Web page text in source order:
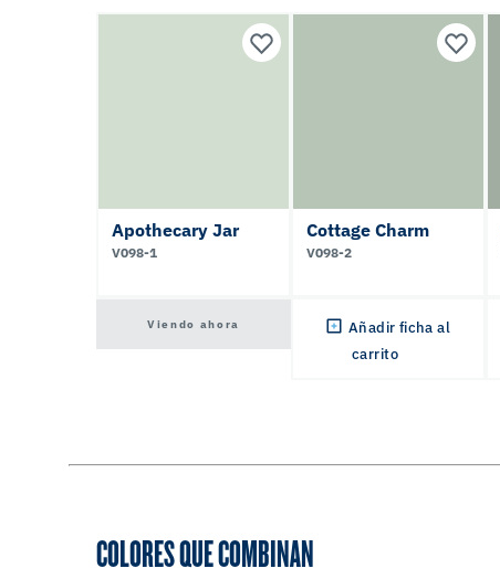
Apothecary Jar
V098-1
Viendo ahora
Cottage Charm
V098-2
Añadir ficha al
carrito
COLORES QUE COMBINAN